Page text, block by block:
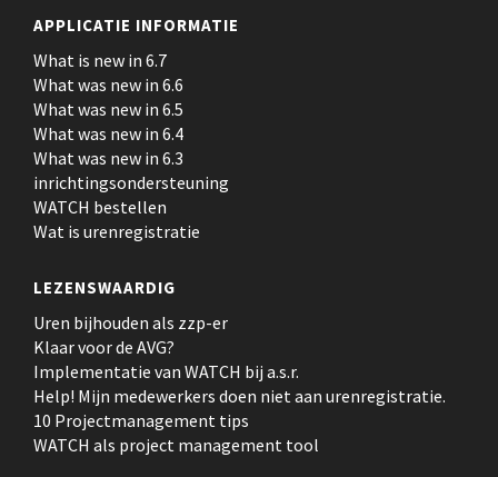
APPLICATIE INFORMATIE
What is new in 6.7
What was new in 6.6
What was new in 6.5
What was new in 6.4
What was new in 6.3
inrichtingsondersteuning
WATCH bestellen
Wat is urenregistratie
LEZENSWAARDIG
Uren bijhouden als zzp-er
Klaar voor de AVG?
Implementatie van WATCH bij a.s.r.
Help! Mijn medewerkers doen niet aan urenregistratie.
10 Projectmanagement tips
WATCH als project management tool